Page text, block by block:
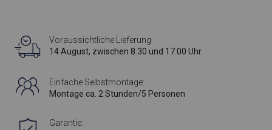
Voraussichtliche Lieferung:
14 August, zwischen 8:30 und 17:00 Uhr
Einfache Selbstmontage:
Montage ca. 2 Stunden/5 Personen
Garantie: